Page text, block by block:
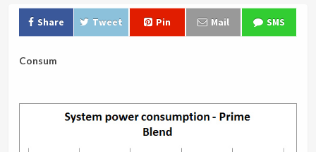
Share Tweet Pin Mail SMS
Consum